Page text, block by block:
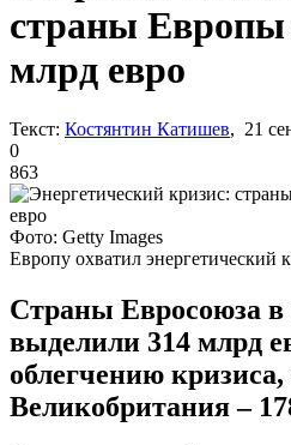
страны Европы
млрд евро
Текст: Костянтин Катишев, 21
0
863
Фото: Getty Images
Европу охватил энергетический
Страны Евросоюза в
выделили 314 млрд
облегчению
Великобритания –